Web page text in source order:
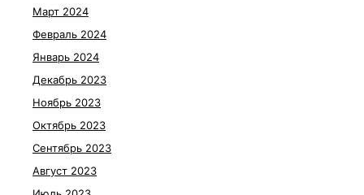
Март 2024
Февраль 2024
Январь 2024
Декабрь 2023
Ноябрь 2023
Октябрь 2023
Сентябрь 2023
Август 2023